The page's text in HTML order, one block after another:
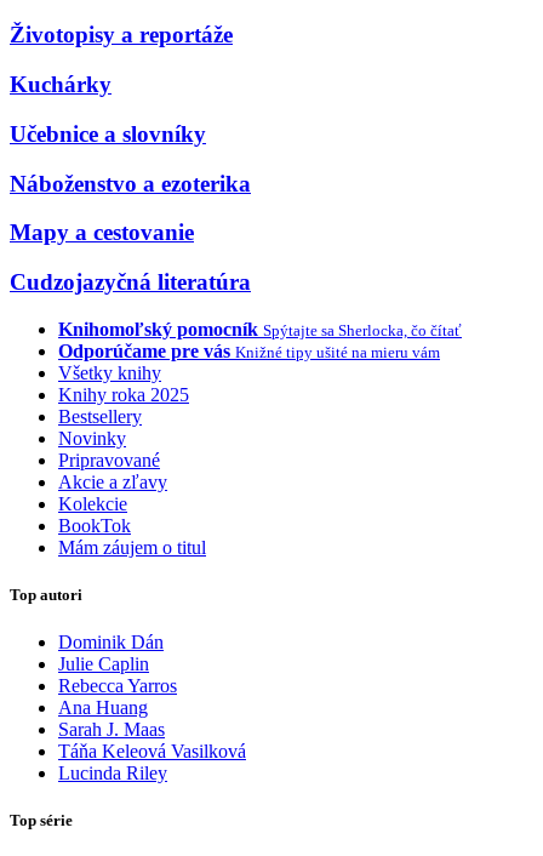
Životopisy a reportáže
Kuchárky
Učebnice a slovníky
Náboženstvo a ezoterika
Mapy a cestovanie
Cudzojazyčná literatúra
Knihomoľský pomocník Spýtajte sa Sherlocka, čo čítať
Odporúčame pre vás Knižné tipy ušité na mieru vám
Všetky knihy
Knihy roka 2025
Bestsellery
Novinky
Pripravované
Akcie a zľavy
Kolekcie
BookTok
Mám záujem o titul
Top autori
Dominik Dán
Julie Caplin
Rebecca Yarros
Ana Huang
Sarah J. Maas
Táňa Keleová Vasilková
Lucinda Riley
Top série